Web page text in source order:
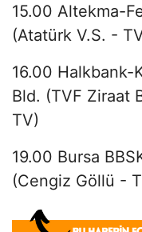
15.00 Altekma-
(Atatürk V.S. -
16.00 Halkbank-
Bld. (TVF Ziraat
TV)
19.00 Bursa
(Cengiz Göllü -